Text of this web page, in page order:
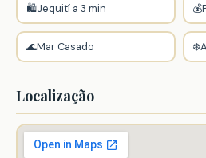
🛍️Jequití a 3 min 💰
🌊Mar Casado ❄️
Localização